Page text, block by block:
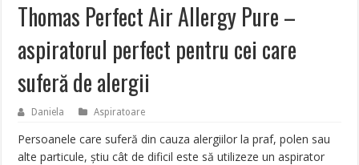
Thomas Perfect Air Allergy Pure –
aspiratorul perfect pentru cei care
suferă de alergii
Daniela Aspiratoare
Persoanele care suferă din cauza alergiilor la praf, polen sau
alte particule, ştiu cât de dificil este să utilizeze un aspirator